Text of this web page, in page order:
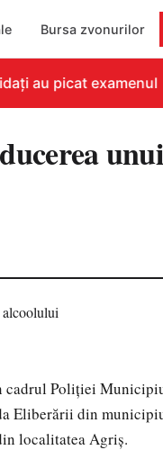
Bursa zvonurilor
au picat examenul
cadrul Poliției
Eliberării din
localitatea Agriș.